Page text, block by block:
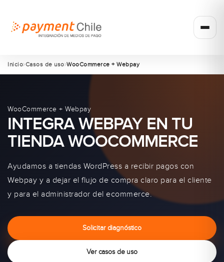
Inicio Casos de uso WooCommerce + Webpay
WooCommerce + Webpay
INTEGRA WEBPAY EN TU
TIENDA WOOCOMMERCE
Ayudamos a tiendas WordPress a recibir pagos con
Webpay y a dejar el flujo de compra claro para el cliente
y para el administrador del ecommerce.
Solicitar diagnóstico
Ver casos de uso